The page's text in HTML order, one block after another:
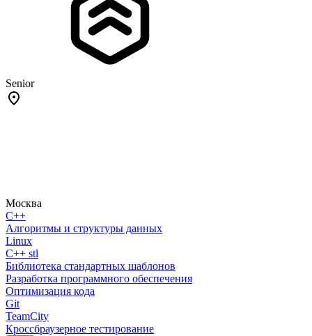
Senior
Москва
C++
Алгоритмы и структуры данных
Linux
C++ stl
Библиотека стандартных шаблонов
Разработка программного обеспечения
Оптимизация кода
Git
TeamCity
Кроссбраузерное тестирование